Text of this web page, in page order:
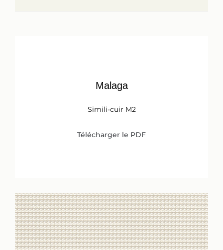
Malaga
Simili-cuir M2
Télécharger le PDF